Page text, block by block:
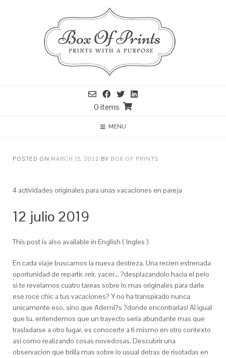
0 items
MENU
POSTED ON MARCH 15, 2022 BY BOX OF PRINTS
4 actividades originales para unas vacaciones en pareja
12 julio 2019
This post is also available in English ( Ingles )
En cada viaje buscamos la nueva destreza. Una recien estrenada
oportunidad de repartir, reir, yacer… ?desplazandolo hacia el pelo
si te revelamos cuatro tareas sobre lo mas originales para darle
ese roce chic a tus vacaciones? Y no ha transpirado nunca
unicamente eso, sino que Ademi?s ?donde encontrarlas! Al igual
que tu, entendemos que un trayecto seri­a abundante mas que
trasladarse a otro lugar, es conocerte a ti mismo en otro contexto
asi­ como realizando cosas novedosas. Descubrir una
observacion que brilla mas sobre lo usual detras de risotadas en